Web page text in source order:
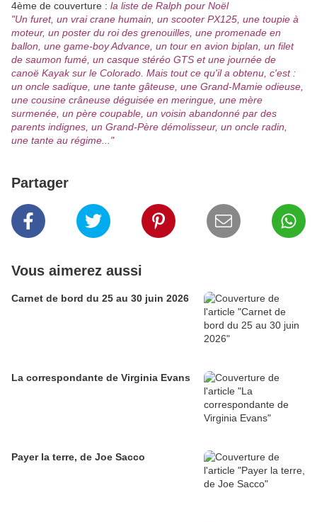
4ème de couverture : la liste de Ralph pour Noël
"Un furet, un vrai crane humain, un scooter PX125, une toupie à
moteur, un poster du roi des grenouilles, une promenade en
ballon, une game-boy Advance, un tour en avion biplan, un filet
de saumon fumé, un casque stéréo GTS et une journée de
canoë Kayak sur le Colorado. Mais tout ce qu'il a obtenu, c'est :
un oncle sadique, une tante gâteuse, une Grand-Mamie odieuse,
une cousine crâneuse déguisée en meringue, une mère
surmenée, un père coupable, un voisin abandonné par des
parents indignes, un Grand-Père démolisseur, un oncle radin,
une tante au régime..."
Partager
Vous aimerez aussi
Carnet de bord du 25 au 30 juin 2026
La correspondante de Virginia Evans
Payer la terre, de Joe Sacco